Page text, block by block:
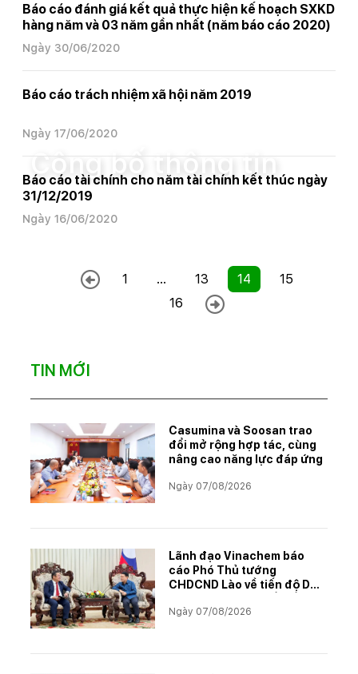
Công bố thông tin
Báo cáo đánh giá kết quả thực hiện kế hoạch SXKD
hàng năm và 03 năm gần nhất (năm báo cáo 2020)
Ngày 30/06/2020
Báo cáo trách nhiệm xã hội năm 2019
Ngày 17/06/2020
Báo cáo tài chính cho năm tài chính kết thúc ngày
31/12/2019
Ngày 16/06/2020
1 ... 13 14
15
16
TIN MỚI
Casumina và Soosan trao
đổi mở rộng hợp tác, cùng
nâng cao năng lực đáp ứng
Ngày 07/08/2026
Lãnh đạo Vinachem báo
cáo Phó Thủ tướng
CHDCND Lào về tiến độ Dự
muối mỏ Kali
Ngày 07/08/2026